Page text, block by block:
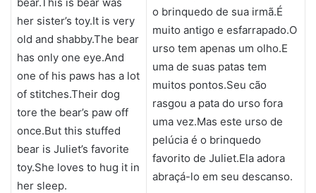
her sister’s toy.It is very
old and shabby.The bear
has only one eye.And
one of his paws has a lot
of stitches.Their dog
tore the bear’s paw off
once.But this stuffed
bear is Juliet’s favorite
toy.She loves to hug it in
her sleep.
o brinquedo de sua irmã.É
muito antigo e esfarrapado.O
urso tem apenas um olho.E
uma de suas patas tem
muitos pontos.Seu cão
rasgou a pata do urso fora
uma vez.Mas este urso de
pelúcia é o brinquedo
favorito de Juliet.Ela adora
abraçá-lo em seu descanso.